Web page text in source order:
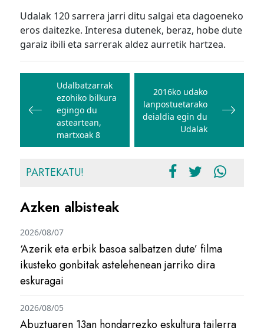
Udalak 120 sarrera jarri ditu salgai eta dagoeneko
eros daitezke. Interesa dutenek, beraz, hobe dute
garaiz ibili eta sarrerak aldez aurretik hartzea.
Bidalketetan
zehar
nabigatu
Udalbatzarrak
ezohiko bilkura
egingo du
asteartean,
martxoak 8
2016ko udako
lanpostuetarako
deialdia egin du
Udalak
PARTEKATU!
Azken albisteak
‘Azerik eta erbik basoa salbatzen dute’ filma
ikusteko gonbitak astelehenean jarriko dira
eskuragai
2026/08/07
Abuztuaren 13an hondarrezko eskultura tailerra
2026/08/05